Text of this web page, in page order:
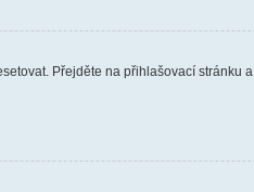
Přejděte na přihlašovací stránku